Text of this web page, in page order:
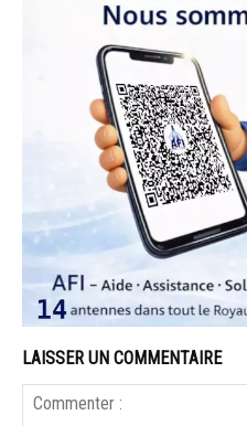
LAISSER UN COMMENTAIRE